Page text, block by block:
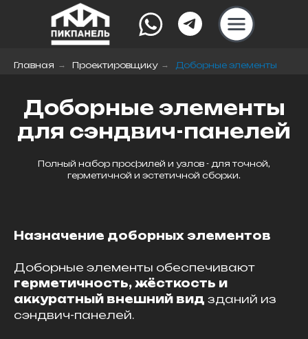
Главная → Проектировщику → Доборные элементы
Доборные элементы
для сэндвич-панелей
Полный набор профилей и узлов - для точной,
герметичной и эстетичной сборки.
Назначение доборных элементов
Доборные элементы обеспечивают
герметичность, жёсткость и
аккуратный внешний вид зданий из
сэндвич-панелей.